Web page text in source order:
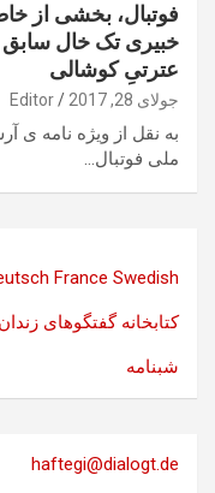
فوتبال، بخشی از
خبیری تک خال سابق
عترتیِ کوشالی
جولای 28, 2017 Editor
ملی فوتبال…
France Swedish
کتابخانه گفتگوهای زندان
شبنامه
haftegi@dialogt.de